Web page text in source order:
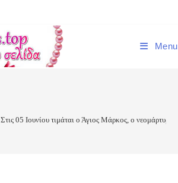
Menu
Στις 05 Ιουνίου τιμάται ο Άγιος Μάρκος, ο